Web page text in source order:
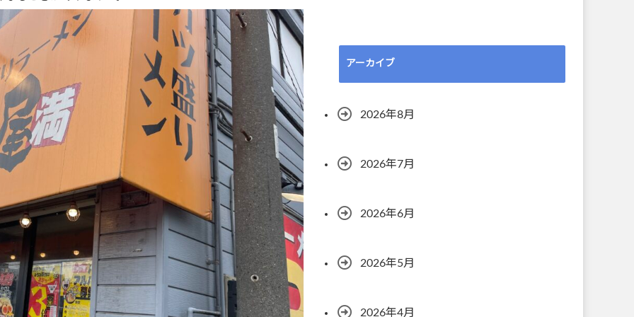
アーカイブ
2026年8月
2026年7月
2026年6月
2026年5月
2026年4月